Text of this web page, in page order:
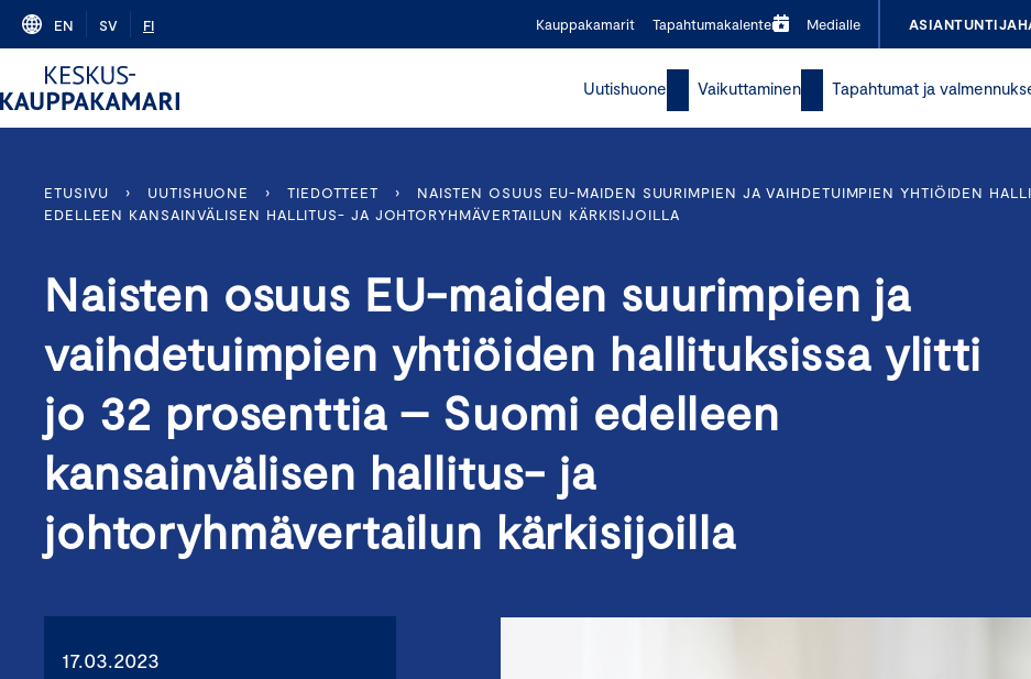
Skip
content
EN SV FI Kauppakamarit Tapahtumakalenteri Medialle
Uutishuone Vaikuttaminen Tapahtumat ja
ETUSIVU › UUTISHUONE › TIEDOTTEET ›
NAISTEN OSUUS EU-MAIDEN SUURIMPIEN JA VAIHDETUIMPIEN YHTIÖIDEN
EDELLEEN KANSAINVÄLISEN HALLITUS- JA JOHTORYHMÄVERTAILUN KÄRKISIJOILLA
Naisten osuus EU-maiden suurimpien ja
vaihdetuimpien yhtiöiden hallituksissa ylitti
jo 32 prosenttia – Suomi edelleen
kansainvälisen hallitus- ja
johtoryhmävertailun kärkisijoilla
17.03.2023